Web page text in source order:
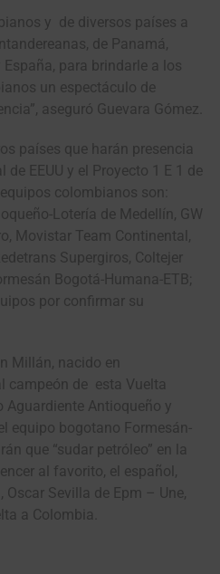
y de diversos países a
de Panamá,
para brindarle a los
un espectáculo de
aseguró Guevara Gómez.
países que harán presencia
EEUU y el Proyecto 1 E 1 de
colombianos son:
Lotería de Medellín, GW
Movistar Team Continental,
Supergiros, Coltejer
Bogotá-Humana-ETB;
por confirmar su
Millán, nacido en
campeón de esta Vuelta
Aguardiente Antioqueño y
equipo bogotano Formesán-
que “sudar petróleo” en la
al favorito, el español,
Sevilla de Epm – Une,
a Colombia.